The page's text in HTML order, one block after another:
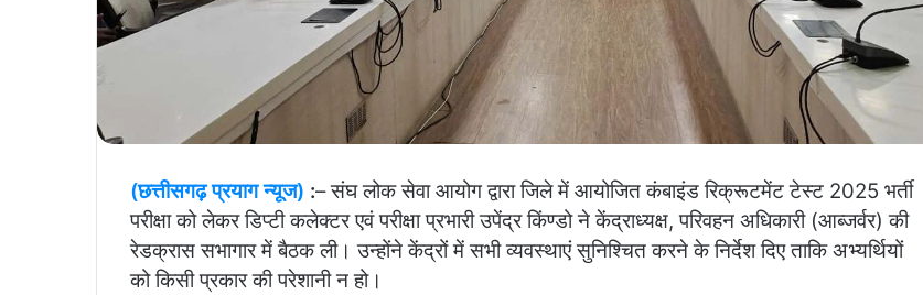
(छत्तीसगढ़ प्रयाग न्यूज) :– संघ लोक सेवा आयोग द्वारा जिले में आयोजित कंबाइंड रिक्रूटमेंट टेस्ट 2025 भर्ती
परीक्षा को लेकर डिप्टी कलेक्टर एवं परीक्षा प्रभारी उपेंद्र किंण्डो ने केंद्राध्यक्ष, परिवहन अधिकारी (आब्जर्वर) की
रेडक्रास सभागार में बैठक ली। उन्होंने केंद्रों में सभी व्यवस्थाएं सुनिश्चित करने के निर्देश दिए ताकि अभ्यर्थियों
को किसी प्रकार की परेशानी न हो।